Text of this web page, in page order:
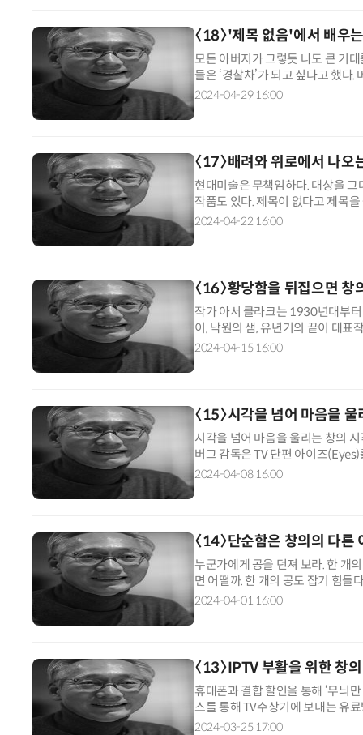
〈18〉'제목 없음'에서 배우
모든 아버지가 그렇듯 나도 큰 기
들은 ‘경찰차’가 되고 싶다고 했다
런 말을 했을까. 지금 생각해 보면
2024-04-29 16:00
〈17〉배려와 위로에서 나오
현대미술은 무책임하다. 대상을
작품도 있다. 제목이 없다고 제목
이해가 쉽지 않다. 관객과의 소통
2024-04-22 16:00
〈16〉황당함을 뒤집으면 창
작가 아서 클라크는 1930년대부
이, 낙원의 샘, 유년기의 끝이 대표
하면 옳은 말이고 불가능하다고 하
2024-04-15 16:00
〈15〉시각을 넘어 마음을
시각을 넘어 마음을 울리는 창의
버그 감독은 TV 단편 아이즈
이다. 미술품 수집가인 그녀는 자
2024-04-08 16:00
〈14〉단순함은 창의의 다른
누군가에게 공을 던져 보라. 한 개
면 어떨까. 한 개의 공도 잡기 힘들
매하는 과정도 마찬가지다. 부서,
2024-04-01 16:00
〈13〉IPTV 부활을 위한 창의
휴대폰과 결합 할인을 통해 ‘무늬
스를 통해 TV수상기에 보내는 유
IPTV를 휴대폰, 인터넷 상품에 같
2024-03-25 17:00